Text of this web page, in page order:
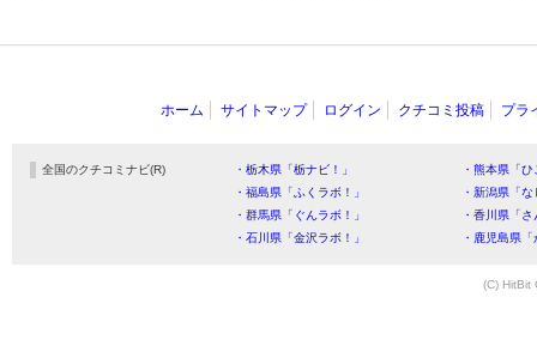
ホーム サイトマップ ログイン クチコミ投稿 プラ
全国のクチコミナビ(R) ・栃木県「栃ナビ！」
・熊本県「
・福島県「ふくラボ！」
・新潟県「
・群馬県「ぐんラボ！」
・香川県「
・石川県「金沢ラボ！」
・鹿児島県
(C) HitBit